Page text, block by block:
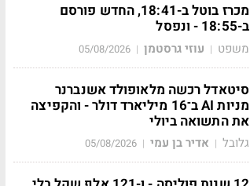
מכרז בוטל ב-18:41, החדש פורסם
ב-18:55 - ונפסל
משפט | עוזי גרסטמן |
05/08/2026
סיטאדל רכשה מלאופולד אשנברנר
מניות AI ב־16 מיליארד דולר - והקפיצה
את התשואה ביולי
גלובל | אדיר בן עמי |
05/08/2026